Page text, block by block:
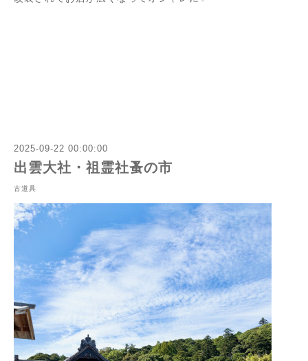
2025-09-22 00:00:00
出雲大社・祖霊社蚤の市
古道具